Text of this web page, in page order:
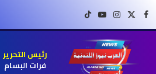
فيسبوكX (Twitter)
إنستغراميوتيوبتيك توك
رئيس التحرير
فرات البسام